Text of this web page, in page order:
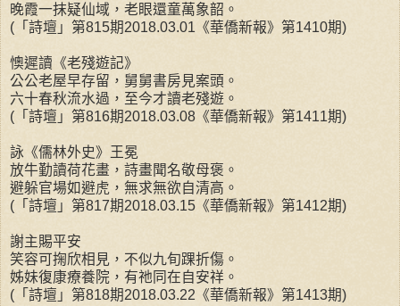
晚霞一抹疑仙域，老眼還童萬象韶。
(「詩壇」第815期2018.03.01《華僑新報》第1410期)
懊遲讀《老殘遊記》
公公老屋早存留，舅舅書房見案頭。
六十春秋流水過，至今才讀老殘遊。
(「詩壇」第816期2018.03.08《華僑新報》第1411期)
詠《儒林外史》王冕
放牛勤讀荷花畫，詩畫聞名敬母褒。
避躲官場如避虎，無求無欲自清高。
(「詩壇」第817期2018.03.15《華僑新報》第1412期)
謝主賜平安
笑容可掬欣相見，不似九旬踝折傷。
姊妹復康療養院，有祂同在自安祥。
(「詩壇」第818期2018.03.22《華僑新報》第1413期)